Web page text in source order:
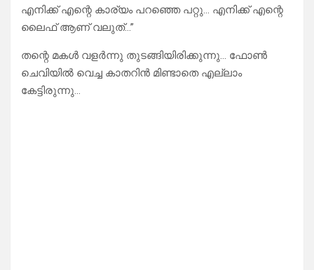
എനിക്ക് എന്റെ കാര്യം പറഞ്ഞെ പറ്റു… എനിക്ക് എന്റെ
ലൈഫ് ആണ് വലുത്…”
തന്റെ മകൾ വളർന്നു തുടങ്ങിയിരിക്കുന്നു… ഫോൺ
ചെവിയിൽ വെച്ച കാതറിൻ മിണ്ടാതെ എല്ലാം
കേട്ടിരുന്നു…